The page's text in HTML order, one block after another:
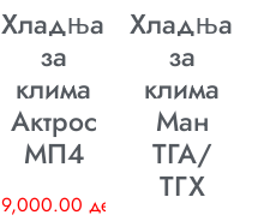
Хладњак
за
клима
Актрос
МП4
9,000.00 ден
Хладњак
за
клима
Ман
ТГА/
ТГХ